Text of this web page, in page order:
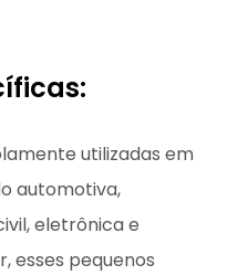
utilizadas em
automotiva,
eletrônica e
esses pequenos